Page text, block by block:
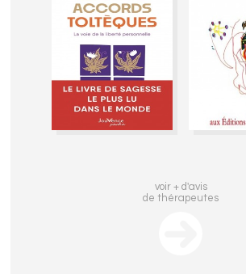
voir + d'avis
de thérapeutes